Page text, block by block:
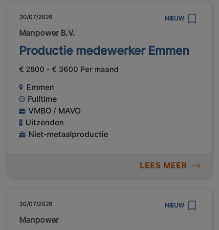
30/07/2026 NIEUW
Manpower B.V.
Productie medewerker Emmen
€ 2800 - € 3600 Per maand
Emmen
Fulltime
VMBO / MAVO
Uitzenden
Niet-metaalproductie
LEES MEER
30/07/2026 NIEUW
Manpower